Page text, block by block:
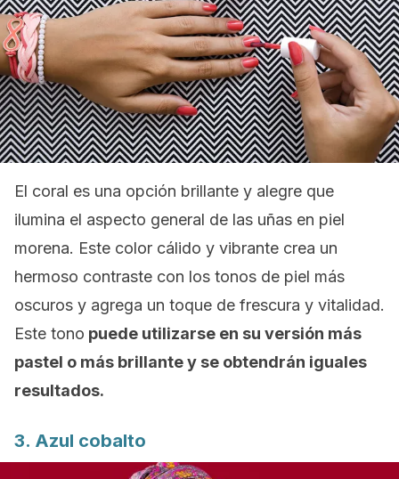
El coral es una opción brillante y alegre que
ilumina el aspecto general de las uñas en piel
morena. Este color cálido y vibrante crea un
hermoso contraste con los tonos de piel más
oscuros y agrega un toque de frescura y vitalidad.
Este tono puede utilizarse en su versión más
pastel o más brillante y se obtendrán iguales
resultados.
3. Azul cobalto